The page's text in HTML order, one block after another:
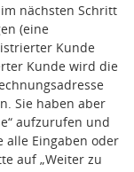
im nächsten Schritt
(eine
Kunde
Kunde wird die
Sie haben aber
aufzurufen und
alle Eingaben oder
auf „Weiter zu